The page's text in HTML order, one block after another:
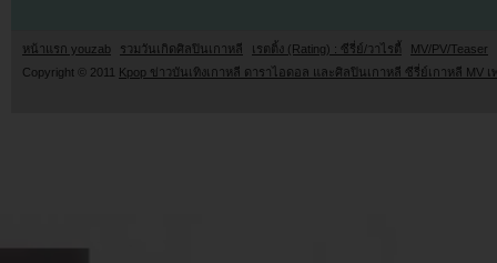
หน้าแรก youzab รวมวันเกิดศิลปินเกาหลี เรตติ้ง (Rating) : ซีรี่ย์/วาไรตี้
MV/PV/Teaser
Copyright © 2011 Kpop ข่าวบันเทิงเกาหลี ดาราไอดอล และศิลปินเกาหลี ซีรี่ย์เกาหลี MV